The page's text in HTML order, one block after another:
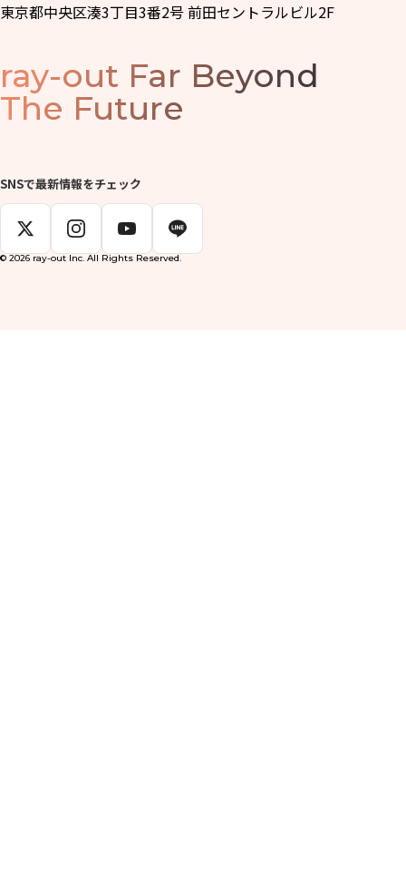
東京都中央区湊3丁目3番2号 前田セントラルビル2F
ray-out Far Beyond
The Future
SNSで最新情報をチェック
© 2026 ray-out Inc. All Rights Reserved.